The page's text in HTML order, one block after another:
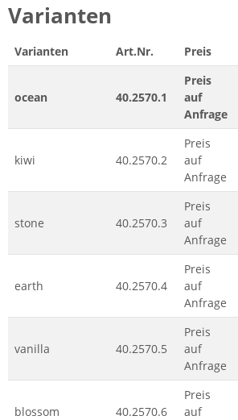
Varianten
Varianten Art.Nr. Preis
ocean 40.2570.1
Preis
auf
Anfrage
kiwi 40.2570.2
Preis
auf
Anfrage
stone 40.2570.3
Preis
auf
Anfrage
earth 40.2570.4
Preis
auf
Anfrage
vanilla 40.2570.5
Preis
auf
Anfrage
blossom 40.2570.6
Preis
auf